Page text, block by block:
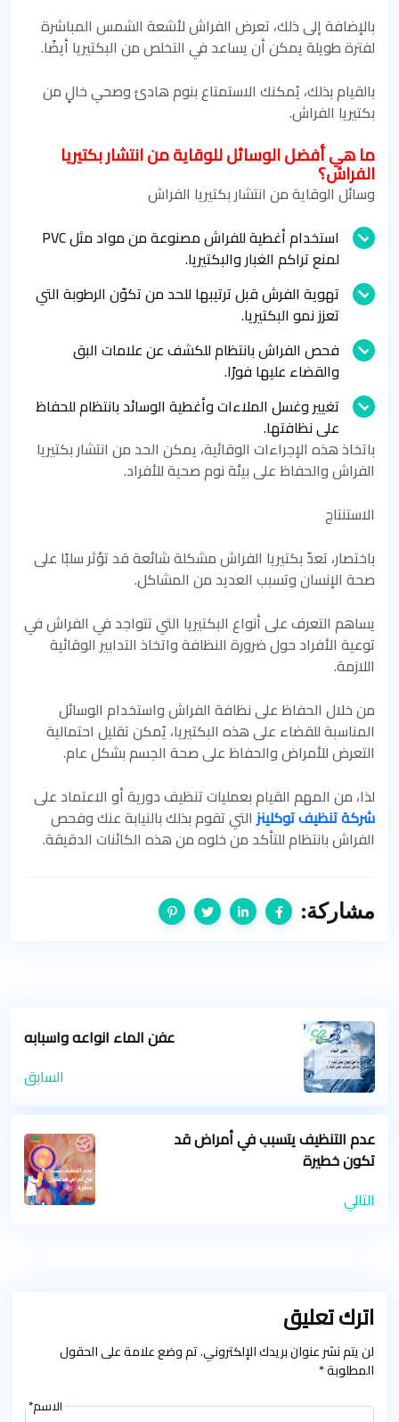
بالإضافة إلى ذلك، تعرض الفراش لأشعة الشمس المباشرة
لفترة طويلة يمكن أن يساعد في التخلص من البكتيريا أيضًا.
بالقيام بذلك، يُمكنك الاستمتاع بنوم هادئ وصحي خالٍ من
بكتيريا الفراش.
ما هي أفضل الوسائل للوقاية من انتشار بكتيريا
الفراش؟
وسائل الوقاية من انتشار بكتيريا الفراش
استخدام أغطية للفراش مصنوعة من مواد مثل PVC
لمنع تراكم الغبار والبكتيريا.
تهوية الفرش قبل ترتيبها للحد من تكوّن الرطوبة التي
تعزز نمو البكتيريا.
فحص الفراش بانتظام للكشف عن علامات البق
والقضاء عليها فورًا.
تغيير وغسل الملاءات وأغطية الوسائد بانتظام للحفاظ
على نظافتها.
باتخاذ هذه الإجراءات الوقائية، يمكن الحد من انتشار بكتيريا
الفراش والحفاظ على بيئة نوم صحية للأفراد.
الاستنتاج
باختصار، تعدّ بكتيريا الفراش مشكلة شائعة قد تؤثر سلبًا على
صحة الإنسان وتسبب العديد من المشاكل.
يساهم التعرف على أنواع البكتيريا التي تتواجد في الفراش في
توعية الأفراد حول ضرورة النظافة واتخاذ التدابير الوقائية
اللازمة.
من خلال الحفاظ على نظافة الفراش واستخدام الوسائل
المناسبة للقضاء على هذه البكتيريا، يُمكن تقليل احتمالية
التعرض للأمراض والحفاظ على صحة الجسم بشكل عام.
لذا، من المهم القيام بعمليات تنظيف دورية أو الاعتماد على
شركة تنظيف توكلينزالتي تقوم بذلك بالنيابة عنك وفحص
الفراش بانتظام للتأكد من خلوه من هذه الكائنات الدقيقة.
مشاركة:
عفن الماء انواعه واسبابه
السابق
عدم التنظيف يتسبب في أمراض قد
تكون خطيرة
التالي
اترك تعليق
لن يتم نشر عنوان بريدك الإلكتروني. تم وضع علامة على الحقول
المطلوبة *
الاسم*